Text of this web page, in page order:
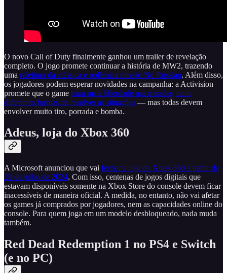
O novo Call of Duty finalmente ganhou um trailer de revelação
completo. O jogo promete continuar a história de MW2, trazendo
uma releitura da clássica e polêmica missão No Russian. Além disso,
os jogadores podem esperar novidades na campanha: a Activision
promete que o game trará mais liberdade nas missões, com
diferentes formas de resolver as situações — mas todas devem
envolver muito tiro, porrada e bomba.
Adeus, loja do Xbox 360
A Microsoft anunciou que vai fechar a loja do Xbox 360 a partir de
29 de julho de 2024. Com isso, centenas de jogos digitais que
estavam disponíveis somente na Xbox Store do console devem ficar
inacessíveis de maneira oficial. A medida, no entanto, não vai afetar
os games já comprados por jogadores, nem as capacidades online do
console. Para quem joga em um modelo desbloqueado, nada muda
também.
Red Dead Redemption 1 no PS4 e Switch
(e no PC)